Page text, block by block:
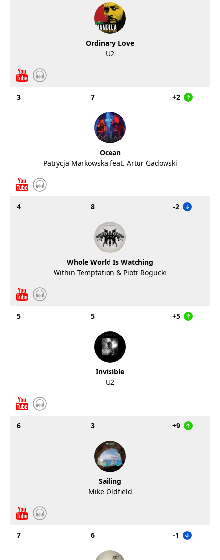
Ordinary Love
U2
3 7 +2
Ocean
Patrycja Markowska feat. Artur Gadowski
4 8 -2
Whole World Is Watching
Within Temptation & Piotr Rogucki
5 5 +5
Invisible
U2
6 3 +9
Sailing
Mike Oldfield
7 6 -1